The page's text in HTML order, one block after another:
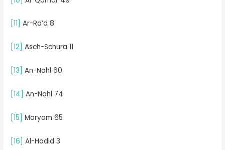
[11] Ar-Ra‘d 8
[12] Asch-Schura 11
[13] An-Nahl 60
[14] An-Nahl 74
[15] Maryam 65
[16] Al-Hadid 3